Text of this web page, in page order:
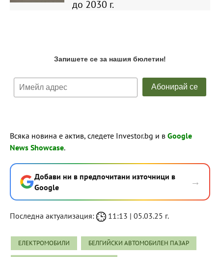
до 2030 г.
Всяка новина е актив, следете Investor.bg и в Google
News Showcase.
Добави ни в предпочитани източници в
Google
→
Последна актуализация: 11:13 | 05.03.25 г.
ЕЛЕКТРОМОБИЛИ БЕЛГИЙСКИ АВТОМОБИЛЕН ПАЗАР